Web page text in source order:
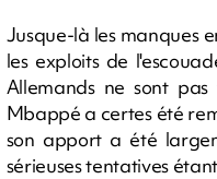
Jusque-là les manques
les exploits de
Allemands ne sont
Mbappé a certes été
son apport a été
sérieuses tentatives